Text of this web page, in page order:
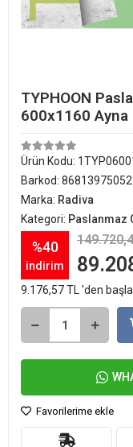
TYPHOON
600x1160 Ayna
Ürün Kodu:
Barkod:
Marka: Radiva
Kategori: Paslanmaz
%40
indirim
9.176,57 TL 'den
Favorilerime ekle